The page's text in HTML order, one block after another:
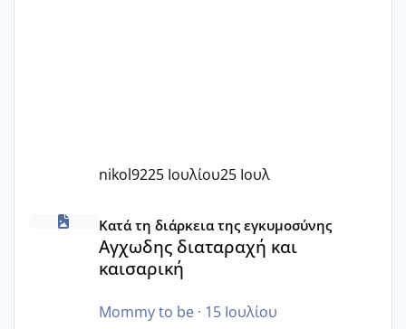
nikol9225 Ιουλίου25 Ιουλ
Αγχωδης διαταραχή και καισαρική
Κατά τη διάρκεια της εγκυμοσύνης
Αγχωδης διαταραχή και
καισαρική
Mommy to be· 15 Ιουλίου